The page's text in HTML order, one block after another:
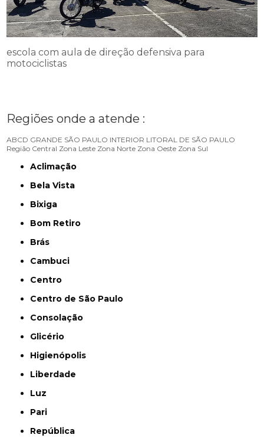
escola com aula de direção defensiva para
motociclistas
Regiões onde a atende :
ABCD GRANDE SÃO PAULO INTERIOR LITORAL DE SÃO PAULO
Região Central Zona Leste Zona Norte Zona Oeste Zona Sul
Aclimação
Bela Vista
Bixiga
Bom Retiro
Brás
Cambuci
Centro
Centro de São Paulo
Consolação
Glicério
Higienópolis
Liberdade
Luz
Pari
República